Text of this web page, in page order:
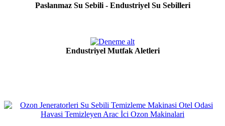
Paslanmaz Su Sebili - Endustriyel Su Sebilleri
Endustriyel Mutfak Aletleri